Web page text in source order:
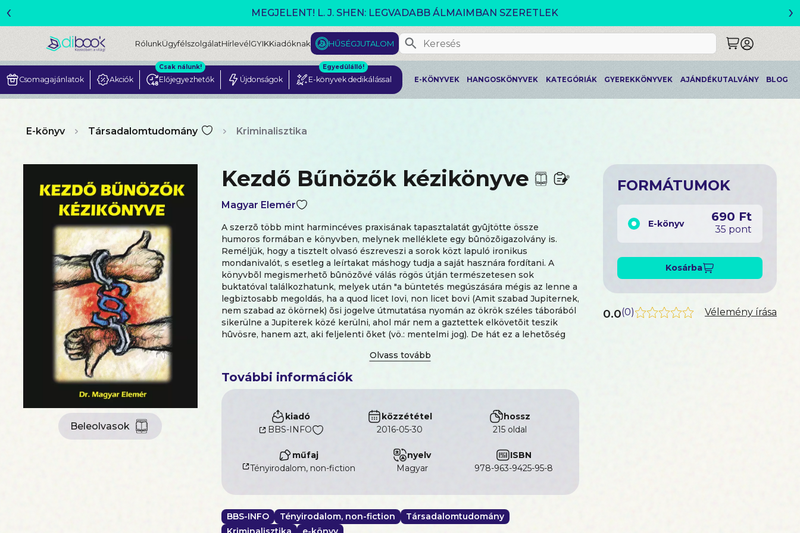
MEGJELENT! L. J. SHEN: LEGVADABB ÁLMAIMBAN SZERETLEK
‹ ›
RólunkÜgyfélszolgálatHírlevélGYIKKiadóknak HŰSÉGJUTALOM
Csomagajánlatok Akciók Előjegyezhetők
Csak nálunk!
Újdonságok E-könyvek dedikálással
Egyedülálló!
E-KÖNYVEK HANGOSKÖNYVEK KATEGÓRIÁK GYEREKKÖNYVEK AJÁNDÉKUTALVÁNY BLOG
E-könyv Társadalomtudomány Kriminalisztika
Beleolvasok
Kezdő Bűnözők kézikönyve
Magyar Elemér
A szerzõ több mint harmincéves praxisának tapasztalatát gyûjtötte össze
humoros formában e könyvben, melynek melléklete egy bûnözõigazolvány is.
Reméljük, hogy a tisztelt olvasó észreveszi a sorok közt lapuló ironikus
mondanivalót, s esetleg a leírtakat máshogy tudja a saját hasznára fordítani. A
könyvbõl megismerhetõ bûnözõvé válás rögös útján természetesen sok
buktatóval találkozhatunk, melyek után "a büntetés megúszására mégis az lenne a
legbiztosabb megoldás, ha a quod licet Iovi, non licet bovi (Amit szabad Jupiternek,
nem szabad az ökörnek) õsi jogelve útmutatása nyomán az ökrök széles táborából
sikerülne a Jupiterek közé kerülni, ahol már nem a gaztettek elkövetõit teszik
hûvösre, hanem azt, aki feljelenti õket (vö.: mentelmi jog). De hát ez a lehetõség
ben ügyészségi karriert hagyott ott politikai okokból, majd hamarosan ellenzéki
körökben tûnt fel, a szamizdat Beszélõben is publikált. Mindezeket azokból a
jelentésekbõl tudhatjuk meg, amelyeket az akkori belügyminiszter, Horváth István
kérésére a BM ORFK valamennyi szakszolgálatának vezetõi a III/3 is készített a
jogvédõ írta.
További információk
kiadó
BBS-INFO
közzététel
2016-05-30
hossz
215 oldal
műfaj
Tényirodalom, non-fiction
nyelv
magyar
ISBN
978-963-9425-95-8
BBS-INFO Tényirodalom, non-fiction
Társadalomtudomány
FORMÁTUMOK
E-könyv 690 Ft
35 pont
Kosárba
0.0(0) Vélemény írása